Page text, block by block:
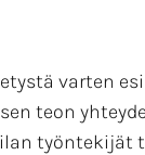
varten
teon
työntekijät